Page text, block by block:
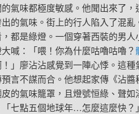
氣味都極度敏感。他聞出來了，
的氣味。街上的行人陷入了混亂
都是綠燈。一個穿著西裝的男人
喊：「喂！你為什麼咕嚕咕嚕？
」廖沾沾感覺到一陣心悸。這種
言不謀而合。他想起家傳《沾醬
的氣味籠罩，且燈號恒綠、聲如
七點五個地球年…怎麼這麼快？